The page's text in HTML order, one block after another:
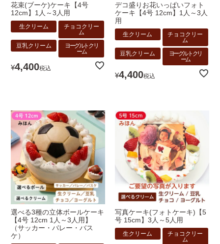
花束(ブーケ)ケーキ【4号
12cm】1人～3人用
生クリーム
チョコクリー
ム
豆乳クリーム
ヨーグルトクリ
ーム
¥4,400税込
デコ盛りお花いっぱいフォト
ケーキ【4号 12cm】1人～3人
用
生クリーム
チョコクリー
ム
豆乳クリーム
ヨーグルトクリ
ーム
¥4,400税込
選べる3種の立体ボールケーキ
【4号 12cm 1人～3人用】
（サッカー・バレー・バス
ケ）
写真ケーキ(フォトケーキ)【5
号 15cm】3人～5人用
生クリーム
チョコクリー
ム